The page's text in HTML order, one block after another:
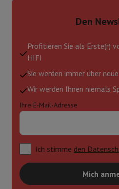
Den
Profitieren Sie als Erste(r)
HIFI
Sie werden immer über
Wir werden Ihnen niemals
Ihre E-Mail-Adresse
Ich stimme den
Mich